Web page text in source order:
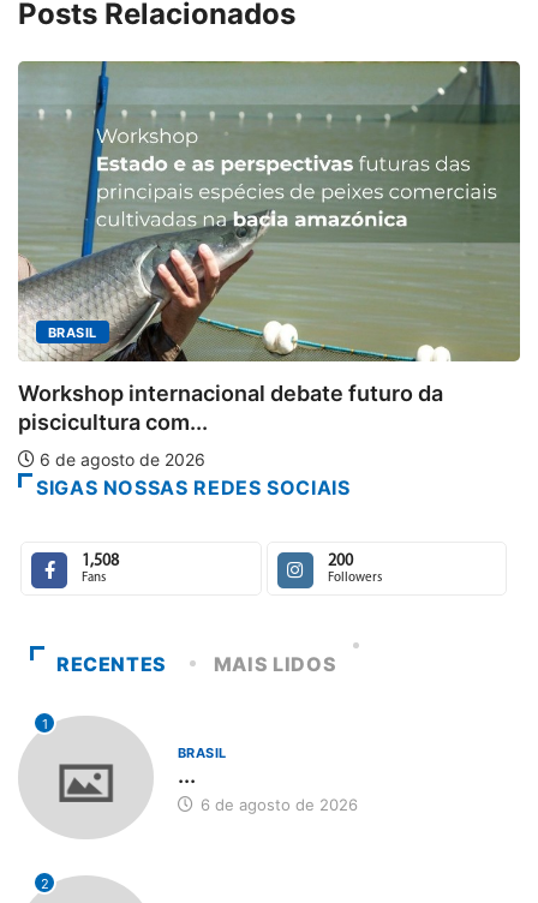
Posts Relacionados
debate futuro da
Aberto o
SIGAS NOSSAS REDES SOCIAIS
1,508
Fans
200
Followers
RECENTES MAIS LIDOS
1
BRASIL
...
6 de agosto de 2026
2